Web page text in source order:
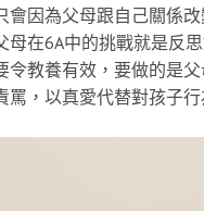
會因為父母跟自己關係
母在6A中的挑戰就是反
令教養有效，要做的是父
罵，以真愛代替對孩子行